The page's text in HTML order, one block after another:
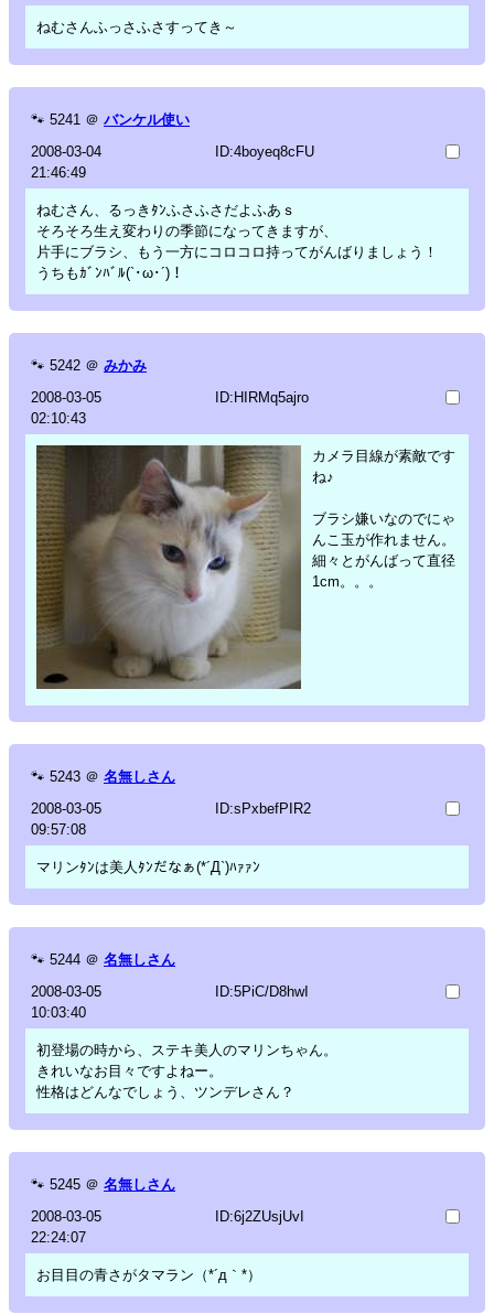
ねむさんふっさふさすってき～
🐾 5241 ＠ バンケル使い
2008-03-04
21:46:49
ID:4boyeq8cFU
ねむさん、るっきﾀﾝふさふさだよふあｓ
そろそろ生え変わりの季節になってきますが、
片手にブラシ、もう一方にコロコロ持ってがんばりましょう！
うちもｶﾞﾝﾊﾞﾙ(`･ω･´)！
🐾 5242 ＠ みかみ
2008-03-05
02:10:43
ID:HIRMq5ajro
カメラ目線が素敵です
ね♪
ブラシ嫌いなのでにゃ
んこ玉が作れません。
細々とがんばって直径
1cm。。。
🐾 5243 ＠ 名無しさん
2008-03-05
09:57:08
ID:sPxbefPIR2
マリンﾀﾝは美人ﾀﾝだなぁ(*´Д`)ﾊｧｧﾝ
🐾 5244 ＠ 名無しさん
2008-03-05
10:03:40
ID:5PiC/D8hwI
初登場の時から、ステキ美人のマリンちゃん。
きれいなお目々ですよねー。
性格はどんなでしょう、ツンデレさん？
🐾 5245 ＠ 名無しさん
2008-03-05
22:24:07
ID:6j2ZUsjUvI
お目目の青さがタマラン（*´д｀*）